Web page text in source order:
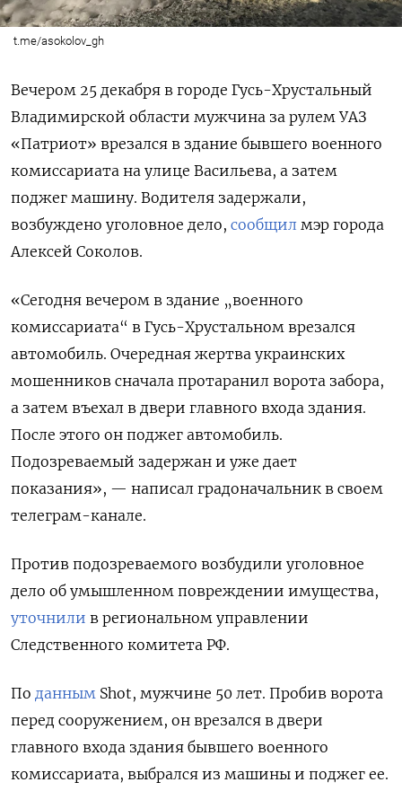
t.me/asokolov_gh
Вечером 25 декабря в городе Гусь-Хрустальный
Владимирской области мужчина за рулем УАЗ
«Патриот» врезался в здание бывшего военного
комиссариата на улице Васильева, а затем
поджег машину. Водителя задержали,
возбуждено уголовное дело, сообщил мэр города
Алексей Соколов.
«Сегодня вечером в здание „военного
комиссариата“ в Гусь-Хрустальном врезался
автомобиль. Очередная жертва украинских
мошенников сначала протаранил ворота забора,
а затем въехал в двери главного входа здания.
После этого он поджег автомобиль.
Подозреваемый задержан и уже дает
показания», — написал градоначальник в своем
телеграм-канале.
Против подозреваемого возбудили уголовное
дело об умышленном повреждении имущества,
уточнили в региональном управлении
Следственного комитета РФ.
По данным Shot, мужчине 50 лет. Пробив ворота
перед сооружением, он врезался в двери
главного входа здания бывшего военного
комиссариата, выбрался из машины и поджег ее.